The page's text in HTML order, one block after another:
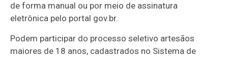
de forma manual ou por meio de assinatura
eletrônica pelo portal gov.br.
Podem participar do processo seletivo artesãos
maiores de 18 anos, cadastrados no Sistema de